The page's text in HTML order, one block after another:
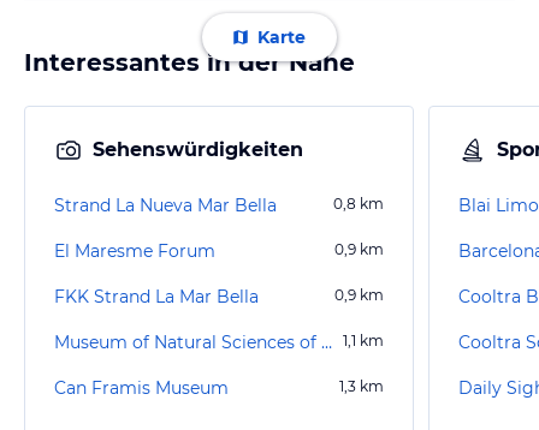
Karte
Interessantes in der Nähe
Sehenswürdigkeiten
Strand La Nueva Mar Bella 0,8 km
El Maresme Forum 0,9 km
FKK Strand La Mar Bella 0,9 km
Museum of Natural Sciences of Barcelona 1,1 km
Can Framis Museum 1,3 km
Blai